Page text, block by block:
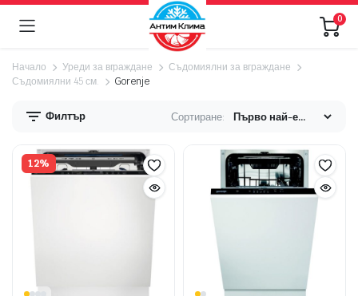
0
Начало Уреди за вграждане
Съдомиялни за вграждане
Съдомиялни 45 см.
Gorenje
Филтър Сортиране:
12%